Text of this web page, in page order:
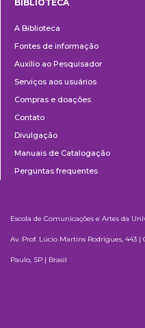
BIBLIOTECA
A Biblioteca
Fontes de informação
Auxílio ao Pesquisador
Serviços aos usuários
Compras e doações
Contato
Divulgação
Manuais de Catalogação
Perguntas frequentes
Escola de Comunicações e Artes da
Av. Prof. Lúcio Martins Rodrigues, 443 |
Paulo, SP | Brasil